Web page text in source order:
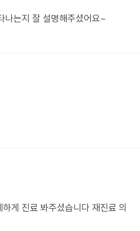
나는지 잘 설명해주셨어요~
게 진료 봐주셨습니다 재진료 의